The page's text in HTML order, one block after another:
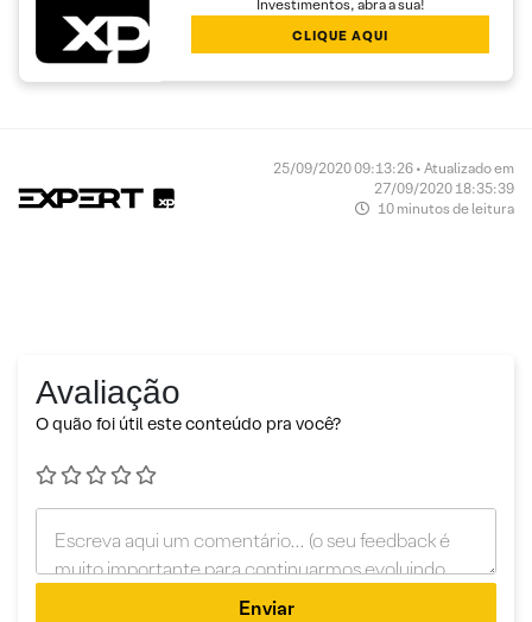
Investimentos, abra a sua!
CLIQUE AQUI
25/09/2020 09:13:26 • Atualizado em
27/09/2020 18:35:39
10 minutos de leitura
Avaliação
O quão foi útil este conteúdo pra você?
Enviar